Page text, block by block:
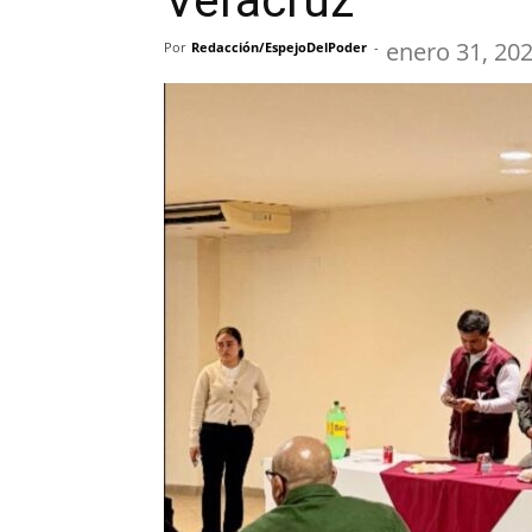
Por Redacción/EspejoDelPoder - enero 31,